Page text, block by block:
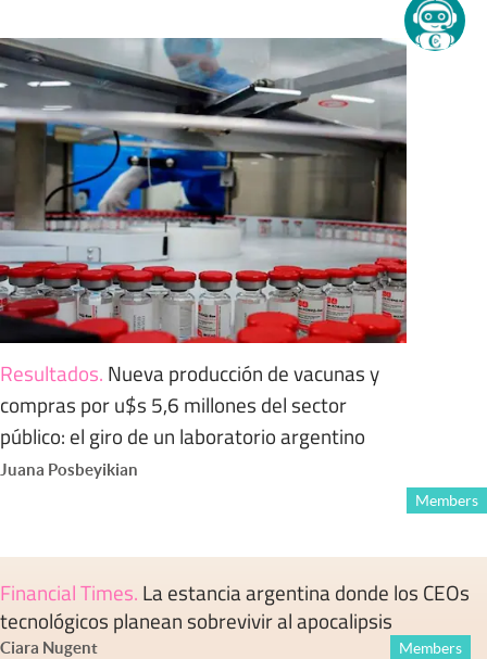
Resultados. Nueva producción de vacunas y
compras por u$s 5,6 millones del sector
público: el giro de un laboratorio argentino
Juana Posbeyikian
Members
Financial Times. La estancia argentina donde los CEOs
tecnológicos planean sobrevivir al apocalipsis
Ciara Nugent Members